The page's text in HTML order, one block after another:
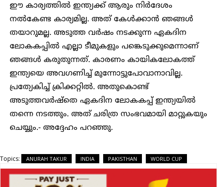
ഈ കാര്യത്തിൽ ഇന്ത്യക്ക് ആരും നിര്‍ദേശം
നല്‍കേണ്ട കാര്യമില്ല. അത് കേള്‍ക്കാന്‍ ഞങ്ങള്‍
തയാറുമല്ല. അടുത്ത വര്‍ഷം നടക്കുന്ന ഏകദിന
ലോകകപ്പില്‍ എല്ലാ ടീമുകളും പങ്കെടുക്കുമെന്നാണ്
ഞങ്ങള്‍ കരുതുന്നത്. കാരണം കായികലോകത്ത്
ഇന്ത്യയെ അവഗണിച്ച് മുന്നോട്ടുപോവാനാവില്ല.
പ്രത്യേകിച്ച് ക്രിക്കറ്റില്‍. അതുകൊണ്ട്
അടുത്തവര്‍ഷ്തെ ഏകദിന ലോകകപ്പ് ഇന്ത്യയില്‍
തന്നെ നടത്തും. അത് ചരിത്ര സംഭവമായി മാറ്റുകയും
ചെയ്യും.- അദ്ദേഹം പറഞ്ഞു.
Topics: ANURAH TAKUR INDIA PAKISTHAN WORLD CUP